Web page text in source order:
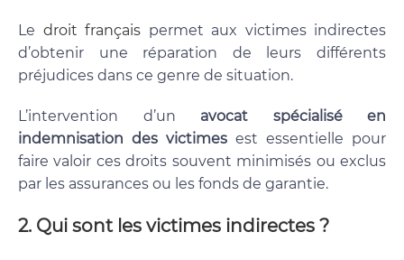
Le droit français permet aux victimes indirectes
d’obtenir une réparation de leurs différents
préjudices dans ce genre de situation.
L’intervention d’un avocat spécialisé en
indemnisation des victimes est essentielle pour
faire valoir ces droits souvent minimisés ou exclus
par les assurances ou les fonds de garantie.
2. Qui sont les victimes indirectes ?